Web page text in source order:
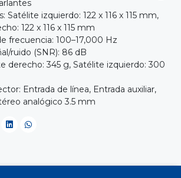
Satélite izquierdo: 122 x 116 x 115 mm,
122 x 116 x 115 mm
frecuencia: 100–17,000 Hz
ruido (SNR): 86 dB
derecho: 345 g, Satélite izquierdo: 300
Entrada de línea, Entrada auxiliar,
analógico 3.5 mm